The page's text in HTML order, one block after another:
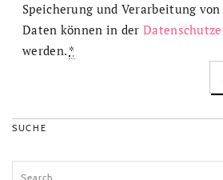
Speicherung und Verarbeitung
Daten können in der
werden. *
SUCHE